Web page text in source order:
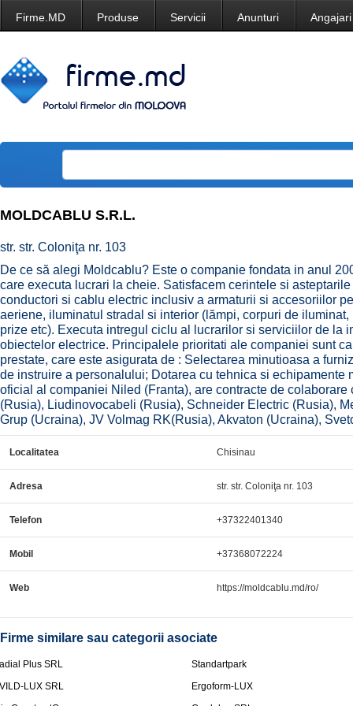
Firme.MD Produse Servicii Anunturi Angajari
MOLDCABLU S.R.L.
str. str. Coloniţa nr. 103
De ce să alegi Moldcablu? Este o companie fondata in anul
care executa lucrari la cheie. Satisfacem cerintele si
conductori si cablu electric inclusiv a armaturii si accesoriilor
aeriene, iluminatul stradal si interior (lămpi, corpuri de
prize etc). Executa intregul ciclu al lucrarilor si serviciilor de la
obiectelor electrice. Principalele prioritati ale companiei sunt
prestate, care este asigurata de : Selectarea minutioasa a
de instruire a personalului; Dotarea cu tehnica si echipamente
oficial al companiei Niled (Franta), are contracte de
(Rusia), Liudinovocabeli (Rusia), Schneider Electric (Rusia),
Grup (Ucraina), JV Volmag RK(Rusia), Akvaton (Ucraina),
Localitatea Chisinau
Adresa str. str. Coloniţa nr. 103
Telefon +37322401340
Mobil +37368072224
Web https://moldcablu.md/ro/
Firme similare sau categorii asociate
Plus SRL
Standartpark
LUX SRL
Ergoform-LUX